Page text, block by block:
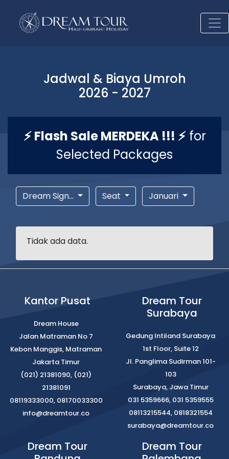
Jadwal & Biaya Umroh
2026 - 2027
⚡ Flash Sale MERDEKA !!! ⚡for
Selected Packages
Dream Sign... Seat Januari
Tidak ada data.
Kantor Pusat
Dream House
Jalan Matraman No 7
Kebon Manggis, Matraman
Jakarta Timur
(021) 21381090, (021)
21381091
08119333000, 08170033300
info@dreamtour.co
Dream Tour
Surabaya
Gedung Intiland Surabaya
1st Floor, Suite 12
Jl. Panglima Sudirman 101-
103
Surabaya, Jawa Timur
031 5359666, 031 5359555
08113215544, 0818321554
surabaya@dreamtour.co
Dream Tour
Dream Tour